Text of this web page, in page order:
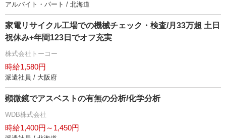
アルバイト・パート / 北海道
家電リサイクル工場での機械チェック・検査/月33万超 土日
祝休み+年間123日でオフ充実
株式会社トーコー
時給1,580円
派遣社員 / 大阪府
顕微鏡でアスベストの有無の分析/化学分析
WDB株式会社
時給1,400円～1,450円